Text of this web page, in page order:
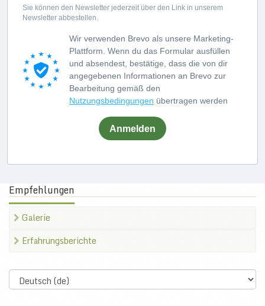
Sie können den Newsletter jederzeit über den Link in unserem
Newsletter abbestellen.
Wir verwenden Brevo als unsere Marketing-
Plattform. Wenn du das Formular ausfüllen
und absendest, bestätige, dass die von dir
angegebenen Informationen an Brevo zur
Bearbeitung gemäß den
Nutzungsbedingungen übertragen werden
Anmelden
Empfehlungen
Galerie
Erfahrungsberichte
Select
language